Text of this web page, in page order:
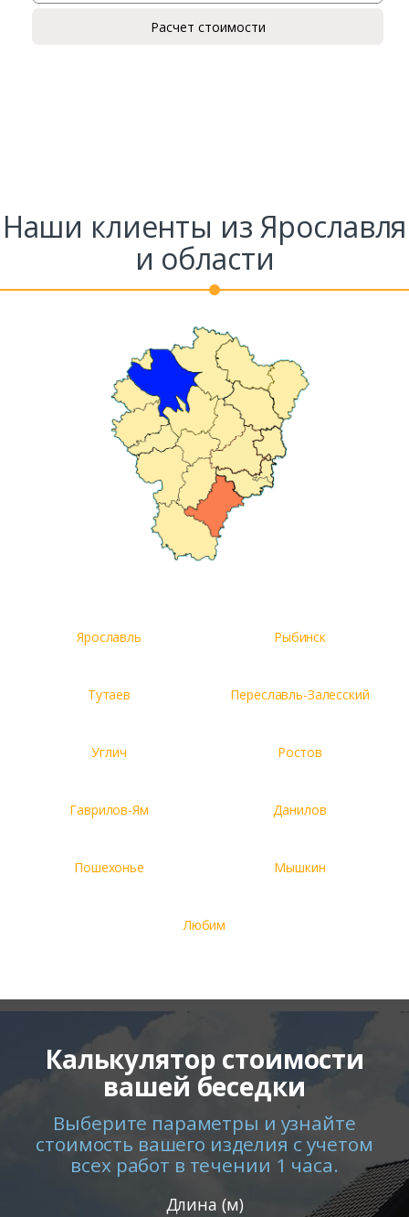
Ваше имя*
Расчет стоимости
Наши клиенты из Ярославля
и области
Ярославль Рыбинск
Тутаев Переславль-Залесский
Углич Ростов
Гаврилов-Ям Данилов
Пошехонье Мышкин
Любим
Калькулятор стоимости
вашей беседки
Выберите параметры и узнайте
стоимость вашего изделия с учетом
всех работ в течении 1 часа.
Длина (м)